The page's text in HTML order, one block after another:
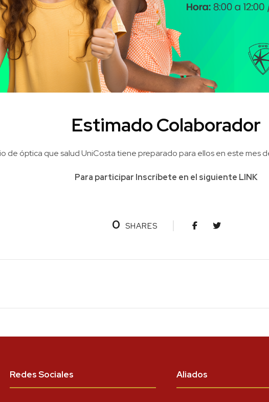
Estimado Colaborador
de óptica que salud UniCosta tiene preparado para ellos en este mes
Para participar Inscríbete en el siguiente LINK
0 SHARES
Redes Sociales Aliados